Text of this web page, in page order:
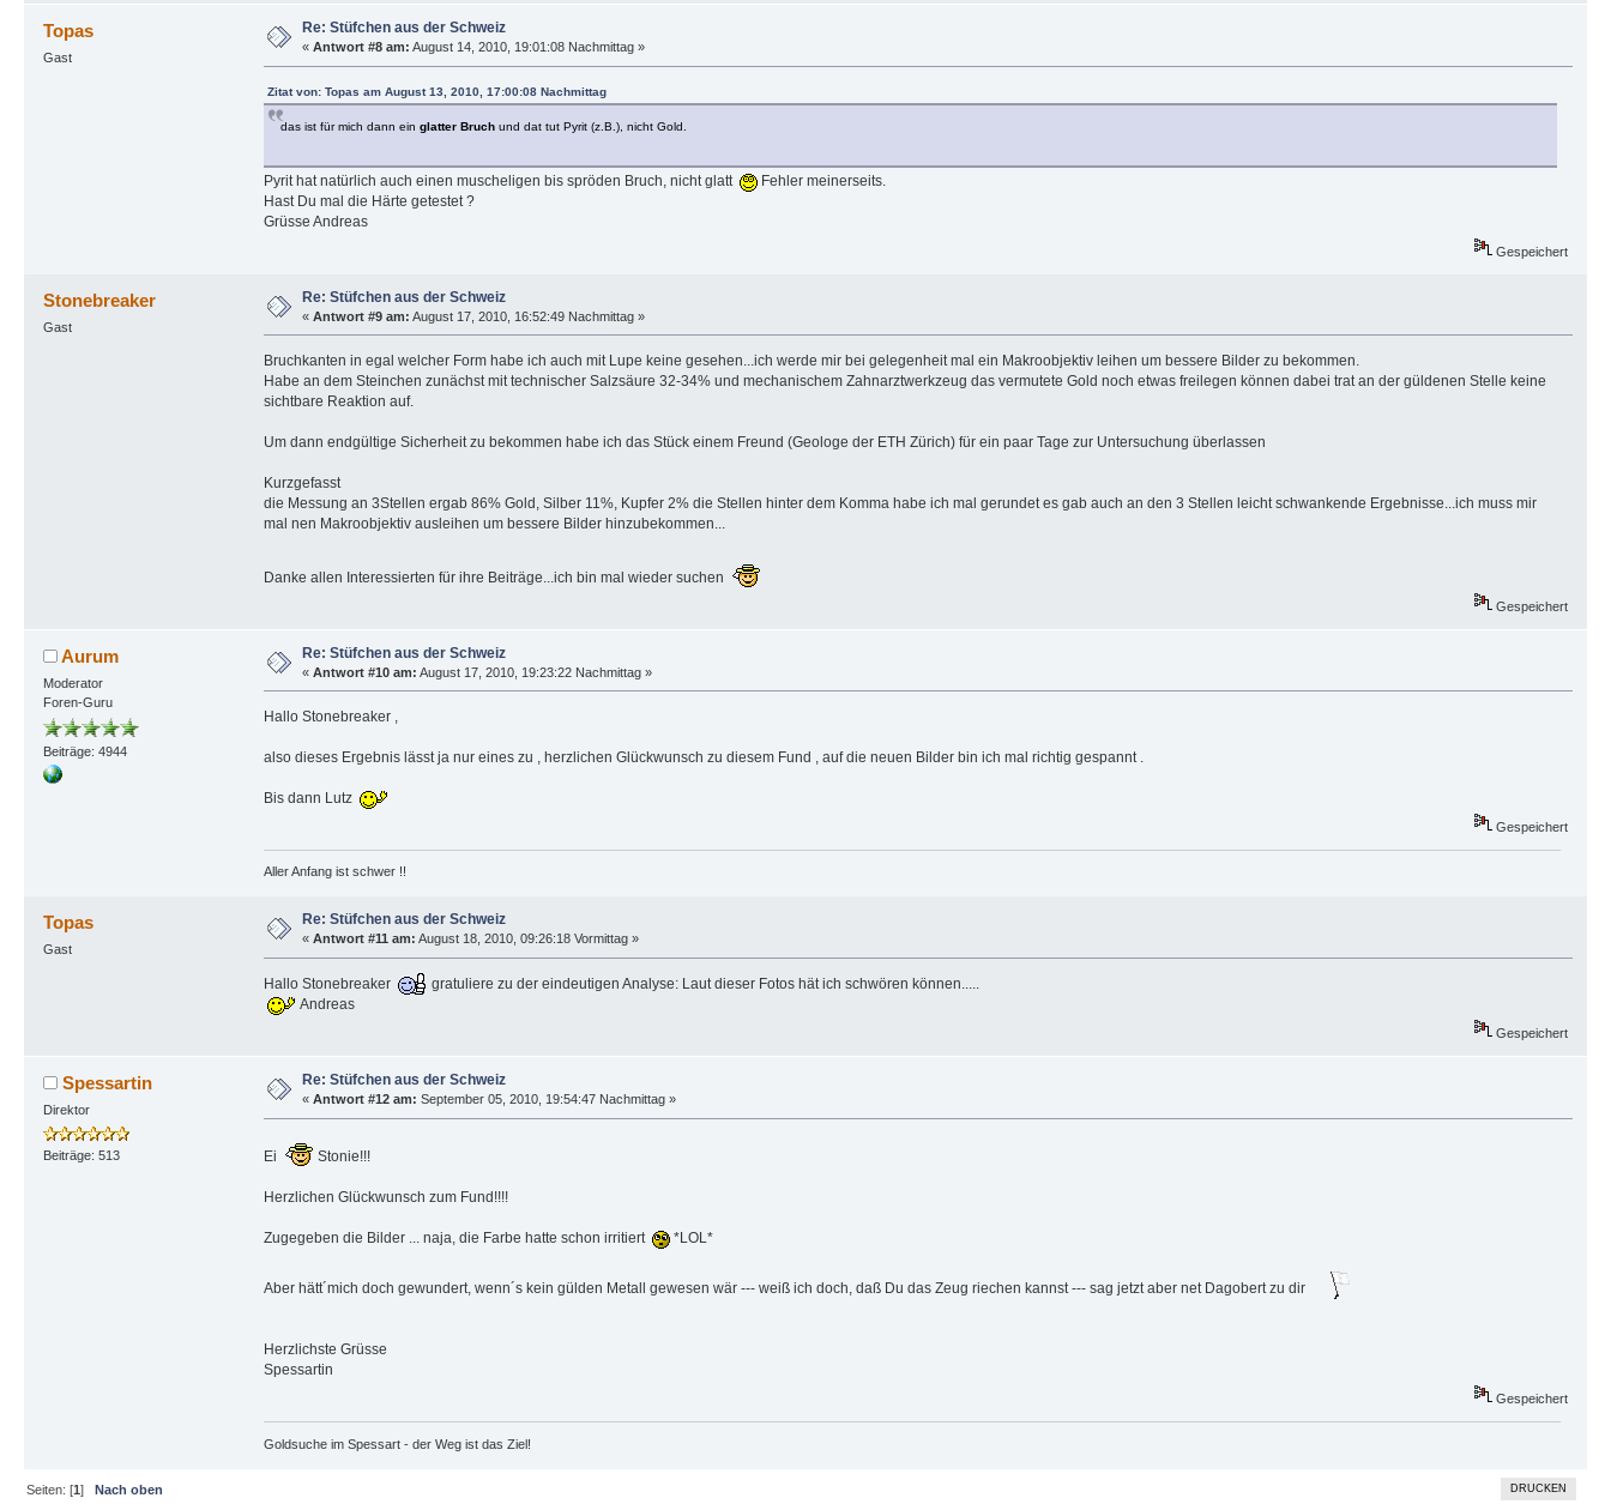
Topas
Gast
Re: Stüfchen aus der Schweiz
« Antwort #8 am: August 14, 2010, 19:01:08 Nachmittag »
Zitat von: Topas am August 13, 2010, 17:00:08 Nachmittag
das ist für mich dann ein glatter Bruchund dat tut Pyrit (z.B.), nicht Gold.
Pyrit hat natürlich auch einen muscheligen bis spröden Bruch, nicht glatt
Fehler meinerseits.
Hast Du mal die Härte getestet ?
Grüsse Andreas
Gespeichert
Stonebreaker
Gast
Re: Stüfchen aus der Schweiz
« Antwort #9 am: August 17, 2010, 16:52:49 Nachmittag »
Bruchkanten in egal welcher Form habe ich auch mit Lupe keine gesehen...ich werde mir bei gelegenheit mal ein Makroobjektiv leihen um bessere Bilder zu bekommen.
Habe an dem Steinchen zunächst mit technischer Salzsäure 32-34% und mechanischem Zahnarztwerkzeug das vermutete Gold noch etwas freilegen können dabei trat an der güldenen Stelle keine
sichtbare Reaktion auf.
Um dann endgültige Sicherheit zu bekommen habe ich das Stück einem Freund (Geologe der ETH Zürich) für ein paar Tage zur Untersuchung überlassen
Kurzgefasst
die Messung an 3Stellen ergab 86% Gold, Silber 11%, Kupfer 2% die Stellen hinter dem Komma habe ich mal gerundet es gab auch an den 3 Stellen leicht schwankende Ergebnisse...ich muss mir
mal nen Makroobjektiv ausleihen um bessere Bilder hinzubekommen...
Danke allen Interessierten für ihre Beiträge...ich bin mal wieder suchen
Gespeichert
Aurum
Moderator
Foren-Guru
Beiträge: 4944
Re: Stüfchen aus der Schweiz
« Antwort #10 am: August 17, 2010, 19:23:22 Nachmittag »
Hallo Stonebreaker ,
also dieses Ergebnis lässt ja nur eines zu , herzlichen Glückwunsch zu diesem Fund , auf die neuen Bilder bin ich mal richtig gespannt .
Bis dann Lutz
Gespeichert
Aller Anfang ist schwer !!
Topas
Gast
Re: Stüfchen aus der Schweiz
« Antwort #11 am: August 18, 2010, 09:26:18 Vormittag »
Hallo Stonebreaker
gratuliere zu der eindeutigen Analyse: Laut dieser Fotos hät ich schwören können.....
Andreas
Gespeichert
Spessartin
Direktor
Beiträge: 513
Re: Stüfchen aus der Schweiz
« Antwort #12 am: September 05, 2010, 19:54:47 Nachmittag »
Ei Stonie!!!
Herzlichen Glückwunsch zum Fund!!!!
Zugegeben die Bilder ... naja, die Farbe hatte schon irritiert *LOL*
Aber hätt´mich doch gewundert, wenn´s kein gülden Metall gewesen wär --- weiß ich doch, daß Du das Zeug riechen kannst --- sag jetzt aber net Dagobert zu dir
Herzlichste Grüsse
Spessartin
Gespeichert
Goldsuche im Spessart - der Weg ist das Ziel!
DRUCKEN
Seiten: [1]Nach oben